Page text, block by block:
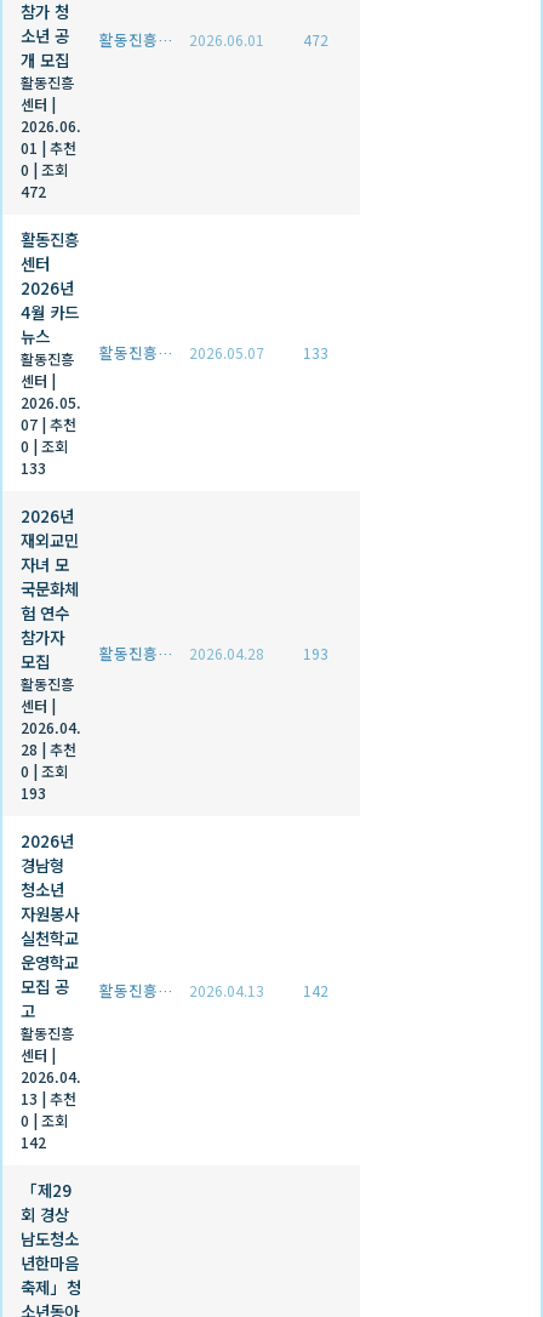
참가 청
소년 공
개 모집
활동진흥
센터 |
2026.06.
01 |추천
0 |조회
472
활동진흥센터 2026.06.01 472
활동진흥
센터
2026년
4월 카드
뉴스
활동진흥
센터 |
2026.05.
07 |추천
0 |조회
133
활동진흥센터 2026.05.07 133
2026년
재외교민
자녀 모
국문화체
험 연수
참가자
모집
활동진흥
센터 |
2026.04.
28 |추천
0 |조회
193
활동진흥센터 2026.04.28 193
2026년
경남형
청소년
자원봉사
실천학교
운영학교
모집 공
고
활동진흥
센터 |
2026.04.
13 |추천
0 |조회
142
활동진흥센터 2026.04.13 142
「제29
회 경상
남도청소
년한마음
축제」청
소년동아